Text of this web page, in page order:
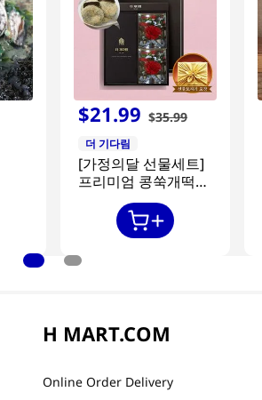
$21.99 $35.99
더 기다림
[가정의달 선물세트]
프리미엄 콩쑥개떡
840g + 카네이션 2개
H MART.COM
Online Order Delivery